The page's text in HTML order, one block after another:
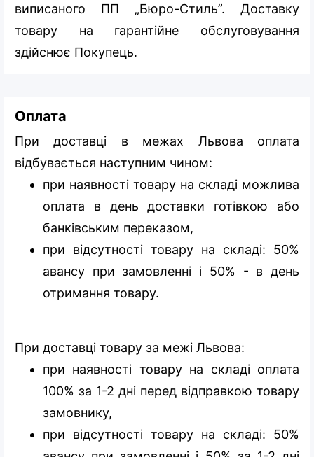
виписаного ПП „Бюро-Стиль”. Доставку
товару на гарантійне обслуговування
здійснює Покупець.
Оплата
При доставці в межах Львова оплата
відбувається наступним чином:
при наявності товару на складі можлива
оплата в день доставки готівкою або
банківським переказом,
при відсутності товару на складі: 50%
авансу при замовленні і 50% - в день
отримання товару.
При доставці товару за межі Львова:
при наявності товару на складі оплата
100% за 1-2 дні перед відправкою товару
замовнику,
при відсутності товару на складі: 50%